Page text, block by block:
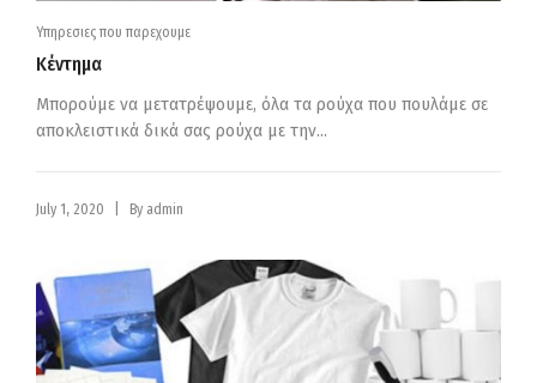
Υπηρεσιες που παρεχουμε
Κέντημα
Μπορούμε να μετατρέψουμε, όλα τα ρούχα που πουλάμε σε
αποκλειστικά δικά σας ρούχα με την...
July 1, 2020 By admin